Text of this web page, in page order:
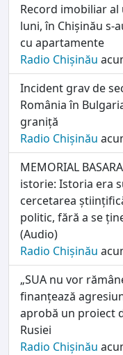
Record imobiliar
luni, în Chișinău s-
cu apartamente
Radio Chișinău
Incident grav de
România în
graniță
Radio Chișinău
MEMORIAL
istorie: Istoria era
cercetarea
politic, fără a se
(Audio)
Radio Chișinău
„SUA nu vor
finanțează
aprobă un proiect
Rusiei
Radio Chișinău